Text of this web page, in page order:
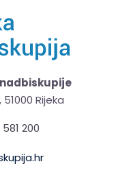
Rijeka
200